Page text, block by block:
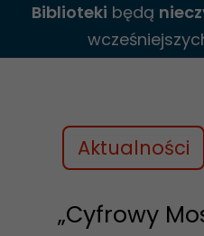
Biblioteki będą
Aktualności
„Cyfrowy